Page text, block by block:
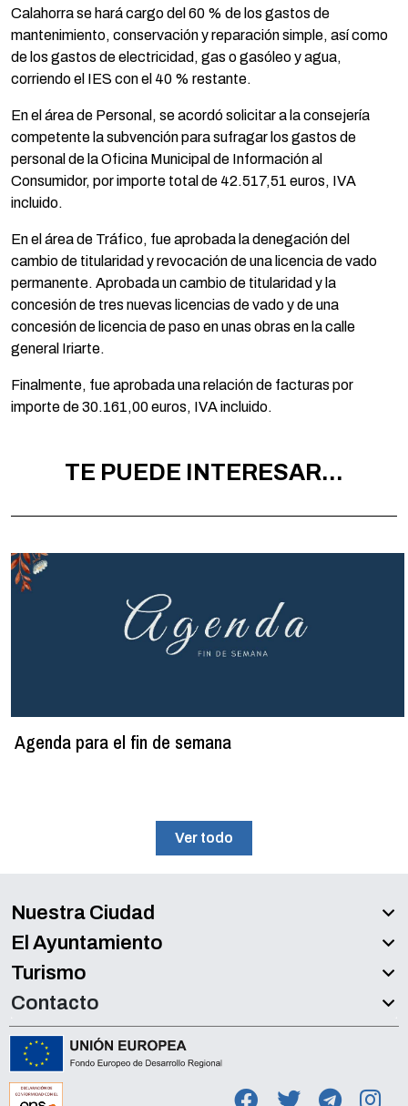
Calahorra se hará cargo del 60 % de los gastos de
mantenimiento, conservación y reparación simple, así como
de los gastos de electricidad, gas o gasóleo y agua,
corriendo el IES con el 40 % restante.
En el área de Personal, se acordó solicitar a la consejería
competente la subvención para sufragar los gastos de
personal de la Oficina Municipal de Información al
Consumidor, por importe total de 42.517,51 euros, IVA
incluido.
En el área de Tráfico, fue aprobada la denegación del
cambio de titularidad y revocación de una licencia de vado
permanente. Aprobada un cambio de titularidad y la
concesión de tres nuevas licencias de vado y de una
concesión de licencia de paso en unas obras en la calle
general Iriarte.
Finalmente, fue aprobada una relación de facturas por
importe de 30.161,00 euros, IVA incluido.
TE PUEDE INTERESAR...
Agenda para el fin de semana
Ver todo
Nuestra Ciudad
El Ayuntamiento
Turismo
Contacto